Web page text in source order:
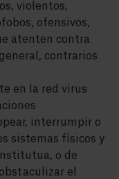
violentos,
ofensivos,
atenten contra
contrarios
en la red virus
interrumpir o
sistemas físicos y
o de
el